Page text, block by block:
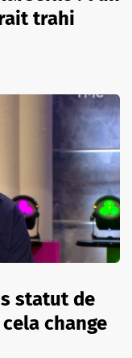
trahi
statut de
change